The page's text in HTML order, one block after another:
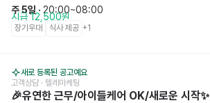
주 5일 · 20:00~08:00
시급 12,500원
장기우대 식사 제공 +1
새로 등록된 공고예요
고객상담 · 텔레마케팅
🎉유연한 근무/아이들케어 OK/새로운 시작✨